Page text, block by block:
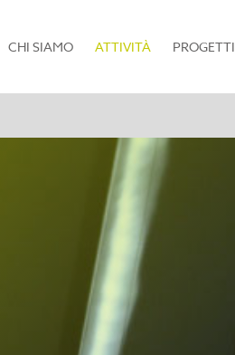
CHI SIAMO ATTIVITÀ(current)PROGETTI